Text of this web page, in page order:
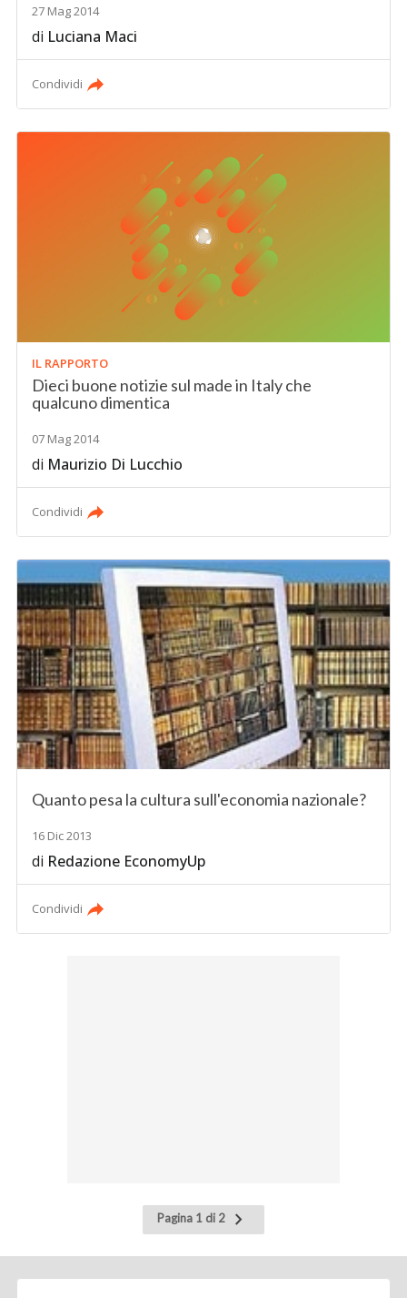
27 Mag 2014
di Luciana Maci
Condividi
IL RAPPORTO
Dieci buone notizie sul made in Italy che
qualcuno dimentica
07 Mag 2014
di Maurizio Di Lucchio
Condividi
Quanto pesa la cultura sull'economia nazionale?
16 Dic 2013
di Redazione EconomyUp
Condividi
Pagina 1 di 2
Pagina
successiva